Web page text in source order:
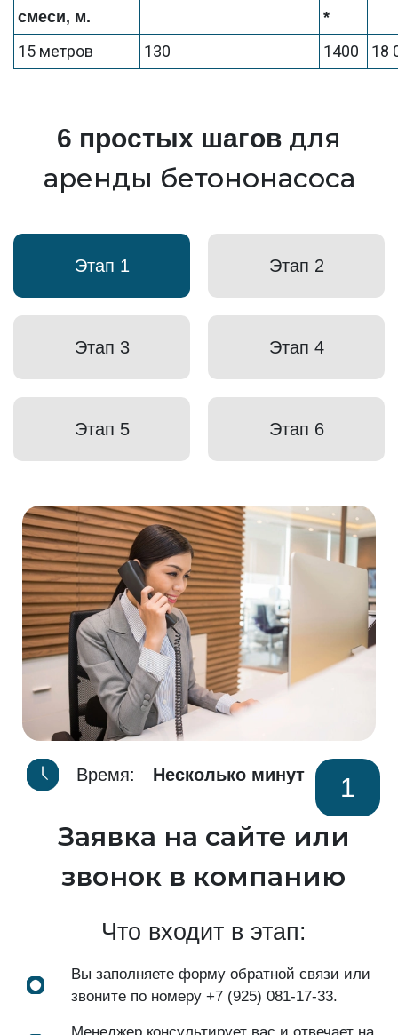
смеси, м.
*
15 метров 130 1400 18
6 простых шагов для
аренды бетононасоса
Этап 1 Этап 2
Этап 3 Этап 4
Этап 5 Этап 6
Время: Несколько минут 1
Заявка на сайте или
звонок в компанию
Что входит в этап:
Вы заполняете форму обратной связи или
звоните по номеру +7 (925) 081-17-33.